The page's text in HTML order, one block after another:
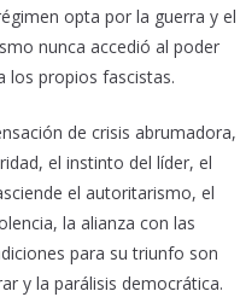
opta por la guerra y el
nunca accedió al poder
los propios fascistas.
de crisis abrumadora,
el instinto del líder, el
el autoritarismo, el
la alianza con las
para su triunfo son
y la parálisis democrática.